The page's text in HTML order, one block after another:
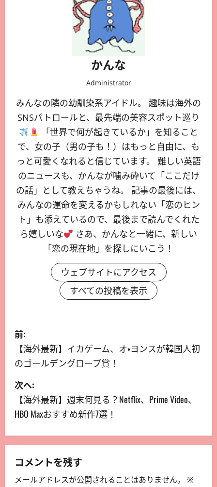
かんな
Administrator
みんなの隣の幼馴染系アイドル。 趣味は海外の
SNSパトロールと、最先端の美容スポット巡り
「世界で何が起きているか」を知ること
で、女の子（男の子も！）はもっと自由に、も
っと可愛くなれると信じています。 難しい英語
のニュースも、かんなが噛み砕いて「ここだけ
の話」として教えちゃうね。 記事の最後には、
みんなの運命を変えるかもしれない「恋のヒン
ト」も添えているので、最後まで読んでくれた
ら嬉しいな
さあ、かんなと一緒に、新しい
「恋の現在地」を探しにいこう！
ウェブサイトにアクセス
すべての投稿を表示
前:
【海外最新】イカゲーム、オ・ヨンスが韓国人初
のゴールデングローブ賞！
次へ:
【海外最新】週末何見る？Netflix、Prime Video、
HBO Maxおすすめ新作7選！
コメントを残す
メールアドレスが公開されることはありません。
※